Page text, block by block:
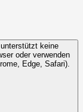
keine
oder verwenden
Edge, Safari).